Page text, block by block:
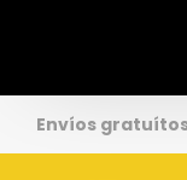
Envíos